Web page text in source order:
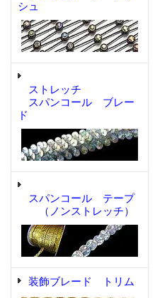
シュ
ストレッチ
スパンコール ブレー
ド
スパンコール テープ
（ノンストレッチ）
装飾ブレード トリム